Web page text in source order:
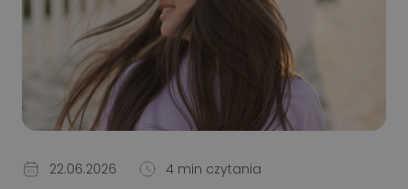
22.06.2026 4 min czytania